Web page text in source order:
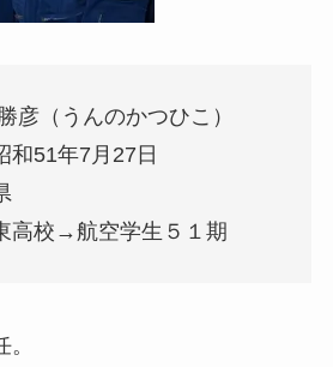
（うんのかつひこ）
51年7月27日
校→航空学生５１期